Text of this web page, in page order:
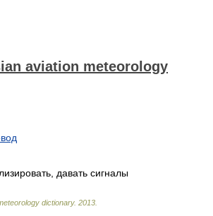
aviation meteorology
давать сигналы
dictionary. 2013